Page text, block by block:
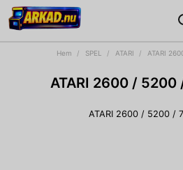
Hem SPEL ATARI ATARI
ATARI 2600 / 5200
ATARI 2600 / 5200 /